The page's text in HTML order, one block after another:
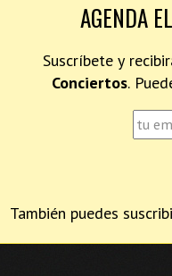
AGENDA
Suscríbete y
Conciertos.
También puedes